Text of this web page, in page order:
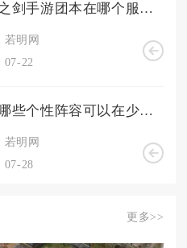
王者之剑手游团本在哪个服务器
若明网
07-22
选择哪些个性阵容可以在少年三国志中取得优势
若明网
07-28
更多>>